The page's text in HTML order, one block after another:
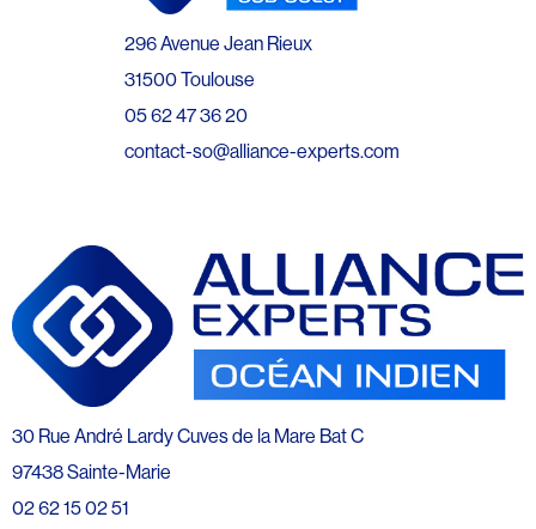
296 Avenue Jean Rieux
31500 Toulouse
05 62 47 36 20
contact-so@alliance-experts.com
30 Rue André Lardy Cuves de la Mare Bat C
97438 Sainte-Marie
02 62 15 02 51